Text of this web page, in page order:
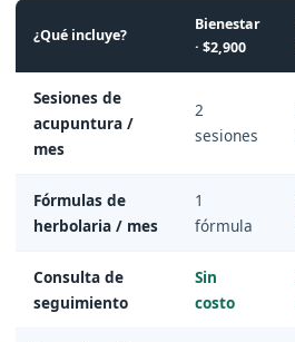
¿Qué incluye?
Bienestar
· $2,900
Sesiones de
acupuntura /
mes
2
sesiones
Fórmulas de
herbolaria / mes
1
fórmula
Consulta de
seguimiento
Sin
costo